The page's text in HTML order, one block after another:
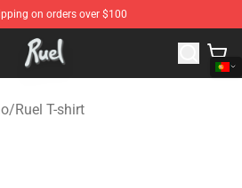
on orders over $100
Ruel Merchandise Shop
/Ruel T-shirt